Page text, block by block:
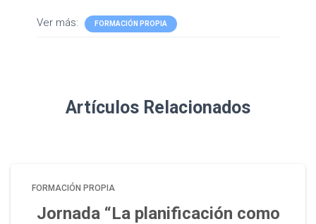
Ver más: FORMACIÓN PROPIA
Artículos Relacionados
FORMACIÓN PROPIA
Jornada “La planificación como